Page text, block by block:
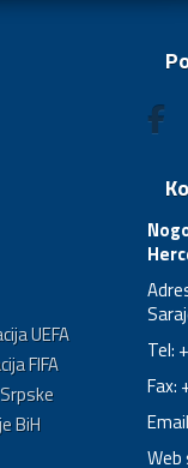
UEFA
FIFA
BiH
Tel:
Fax: